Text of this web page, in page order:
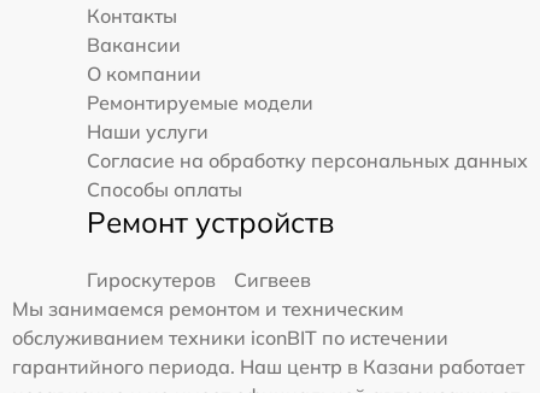
Контакты
Вакансии
О компании
Ремонтируемые модели
Наши услуги
Согласие на обработку персональных данных
Способы оплаты
Ремонт устройств
Гироскутеров
Сигвеев
Мы занимаемся ремонтом и техническим
обслуживанием техники iconBIT по истечении
гарантийного периода. Наш центр в Казани работает